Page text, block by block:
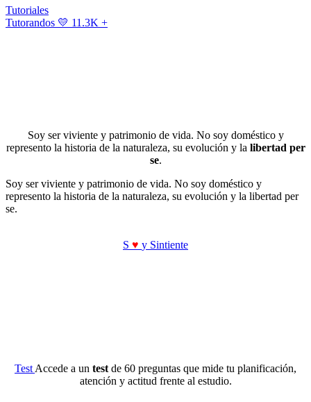
Tutoriales
Tutorandos 💛 11.3K +
Soy ser viviente y patrimonio de vida. No soy doméstico y
represento la historia de la naturaleza, su evolución y la libertad per
se.
Soy ser viviente y patrimonio de vida. No soy doméstico y
represento la historia de la naturaleza, su evolución y la libertad per
se.
S ♥ y Sintiente
Test Accede a un test de 60 preguntas que mide tu planificación,
atención y actitud frente al estudio.